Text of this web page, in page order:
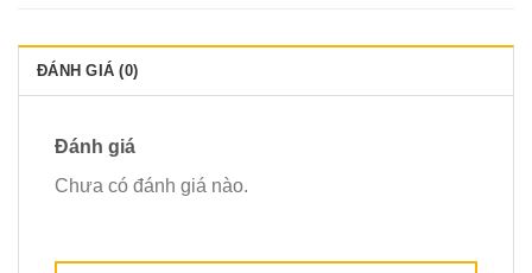
ĐÁNH GIÁ (0)
Đánh giá
Chưa có đánh giá nào.